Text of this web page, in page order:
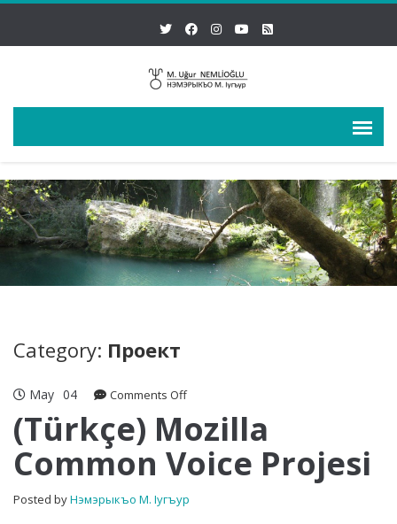
Category: Проект
May 04 Comments Offon
Mozilla
Common
Voice
(Türkçe) Mozilla
Common Voice Projesi
Posted byНэмэрыкъо М. Iугъур